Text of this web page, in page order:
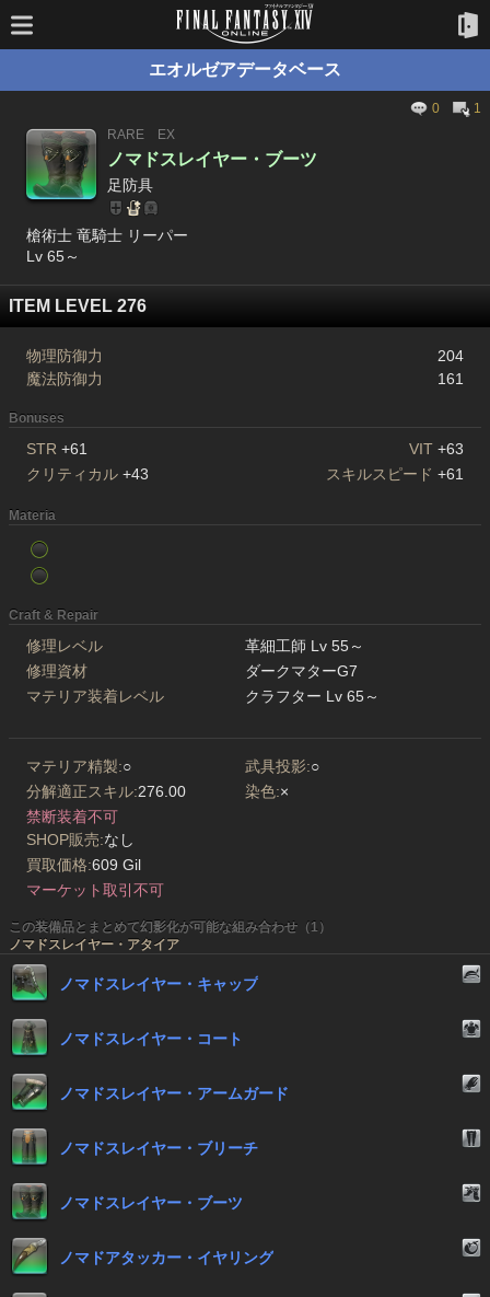
エオルゼアデータベース
0
1
RARE
EX
ノマドスレイヤー・ブーツ
足防具
槍術士 竜騎士 リーパー
Lv 65～
ITEM LEVEL 276
物理防御力
204
魔法防御力
161
Bonuses
STR +61 VIT +63
クリティカル +43 スキルスピード +61
Materia
Craft & Repair
修理レベル
革細工師 Lv 55～
修理資材
ダークマターG7
マテリア装着レベル
クラフター Lv 65～
マテリア精製:○ 武具投影:○
分解適正スキル:276.00 染色:×
禁断装着不可
SHOP販売:なし
買取価格:609 Gil
マーケット取引不可
この装備品とまとめて幻影化が可能な組み合わせ（1）
ノマドスレイヤー・アタイア
ノマドスレイヤー・キャップ
ノマドスレイヤー・コート
ノマドスレイヤー・アームガード
ノマドスレイヤー・ブリーチ
ノマドスレイヤー・ブーツ
ノマドアタッカー・イヤリング